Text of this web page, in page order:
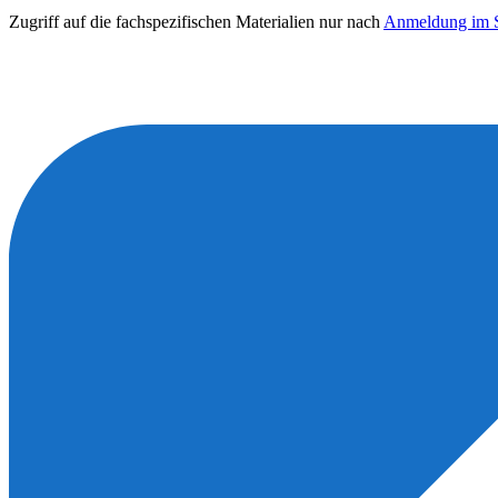
Zugriff auf die fachspezifischen Materialien nur nach Anmeldung im